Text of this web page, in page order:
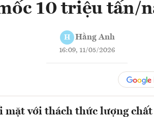
10 triệu tấn/
H Hằng Anh
16:09, 11/05/2026
mặt với thách thức lượng